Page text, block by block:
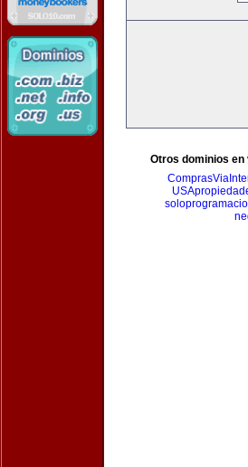
Otros dominios en